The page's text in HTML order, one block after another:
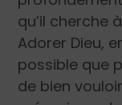
qu’il cherche
Adorer Dieu,
possible que
de bien